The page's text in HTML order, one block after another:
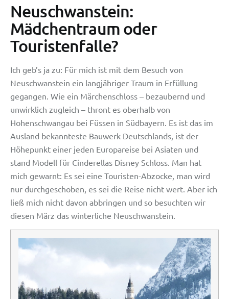
Neuschwanstein:
Mädchentraum oder
Touristenfalle?
Ich geb’s ja zu: Für mich ist mit dem Besuch von
Neuschwanstein ein langjähriger Traum in Erfüllung
gegangen. Wie ein Märchenschloss – bezaubernd und
unwirklich zugleich – thront es oberhalb von
Hohenschwangau bei Füssen in Südbayern. Es ist das im
Ausland bekannteste Bauwerk Deutschlands, ist der
Höhepunkt einer jeden Europareise bei Asiaten und
stand Modell für Cinderellas Disney Schloss. Man hat
mich gewarnt: Es sei eine Touristen-Abzocke, man wird
nur durchgeschoben, es sei die Reise nicht wert. Aber ich
ließ mich nicht davon abbringen und so besuchten wir
diesen März das winterliche Neuschwanstein.